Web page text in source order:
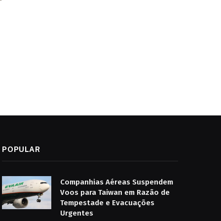
POPULAR
Companhias Aéreas Suspendem
Voos para Taiwan em Razão de
Tempestade e Evacuações
Urgentes